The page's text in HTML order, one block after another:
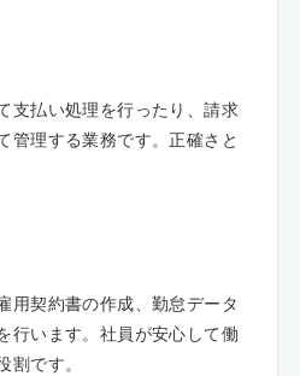
支払い処理を行ったり、請求
管理する業務です。正確さと
用契約書の作成、勤怠データ
行います。社員が安心して働
割です。